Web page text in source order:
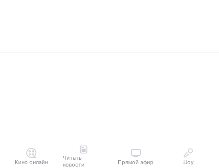
Кино онлайн
Читать
новости
Прямой эфир Шоу